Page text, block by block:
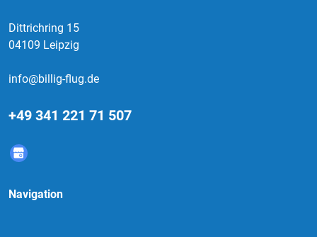
Dittrichring 15
04109 Leipzig
info@billig-flug.de
+49 341 221 71 507
Navigation